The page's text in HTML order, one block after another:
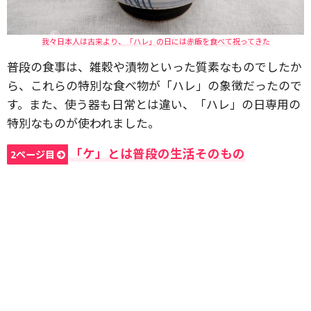
我々日本人は古来より、「ハレ」の日には赤飯を食べて祝ってきた
普段の食事は、雑穀や漬物といった質素なものでしたか
ら、これらの特別な食べ物が「ハレ」の象徴だったので
す。また、使う器も日常とは違い、「ハレ」の日専用の
特別なものが使われました。
2ページ目 「ケ」とは普段の生活そのもの